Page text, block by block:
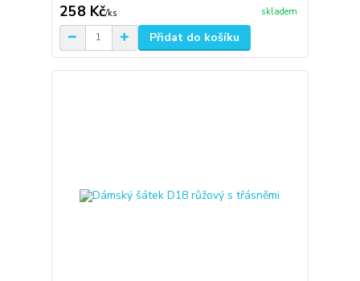
258 Kč/ks skladem
Přidat do košíku